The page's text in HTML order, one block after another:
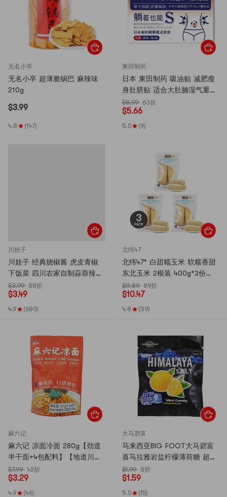
无名小卒
无名小卒 超薄脆锅巴 麻辣味
210g
$3.99
4.8 (147)
東田制药
日本 東田制药 吸油贴 减肥瘦
身肚脐贴 适合大肚腩湿气重
脾胃虚弱人群【明星同款】草
本油光贴 7贴/盒
$8.99 63折
$5.66
5.0 (9)
川娃子
川娃子 经典烧椒酱 虎皮青椒
下饭菜 四川农家自制蒜蓉辣酱
230g【复刻一饭封神烧椒鲈
鱼】
$3.99 88折
$3.49
4.9 (680)
北纬47
北纬47° 白甜糯玉米 软糯香甜
东北玉米 2根装 400g*3份
【超值装】新老包装随机发
货】
$11.89 89折
$10.47
4.8 (39)
麻六记
麻六记 凉面冷面 280g【劲道
半干面+4包配料】【地道川味
鲜香爽辣】【包装随机发货】
$7.99 42折
$3.29
4.9 (46)
大马碧富
马来西亚BIG FOOT大马碧富
喜马拉雅岩盐柠檬薄荷糖 超清
凉 15g【清新润喉糖】【超级
超级好吃】【欧阳娜娜同款】
$1.99 8折
$1.59
5.0 (15)